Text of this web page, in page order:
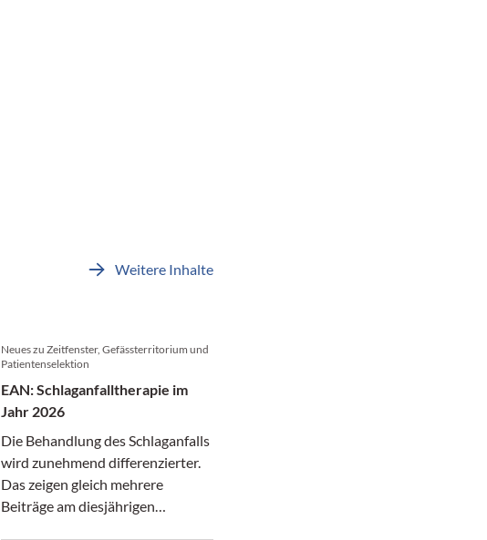
Weitere Inhalte
Neues zu Zeitfenster, Gefässterritorium und
Patientenselektion
EAN: Schlaganfalltherapie im
Jahr 2026
Die Behandlung des Schlaganfalls
wird zunehmend differenzierter.
Das zeigen gleich mehrere
Beiträge am diesjährigen